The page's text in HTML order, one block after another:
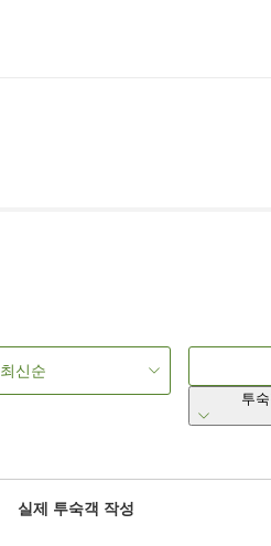
최신순
투
실제 투숙객 작성